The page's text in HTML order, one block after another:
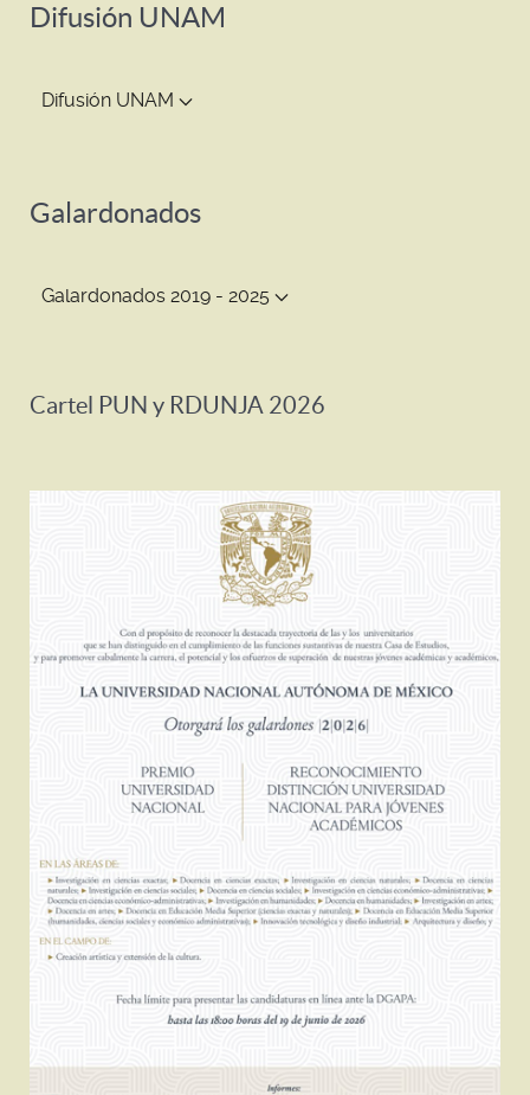
Difusión UNAM
Difusión UNAM
Galardonados
Galardonados 2019 - 2025
Cartel PUN y RDUNJA 2026